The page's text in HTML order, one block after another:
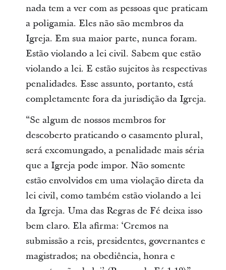
nada tem a ver com as pessoas que praticam
a poligamia. Eles não são membros da
Igreja. Em sua maior parte, nunca foram.
Estão violando a lei civil. Sabem que estão
violando a lei. E estão sujeitos às respectivas
penalidades. Esse assunto, portanto, está
completamente fora da jurisdição da Igreja.
“Se algum de nossos membros for
descoberto praticando o casamento plural,
será excomungado, a penalidade mais séria
que a Igreja pode impor. Não somente
estão envolvidos em uma violação direta da
lei civil, como também estão violando a lei
da Igreja. Uma das Regras de Fé deixa isso
bem claro. Ela afirma: ‘Cremos na
submissão a reis, presidentes, governantes e
magistrados; na obediência, honra e